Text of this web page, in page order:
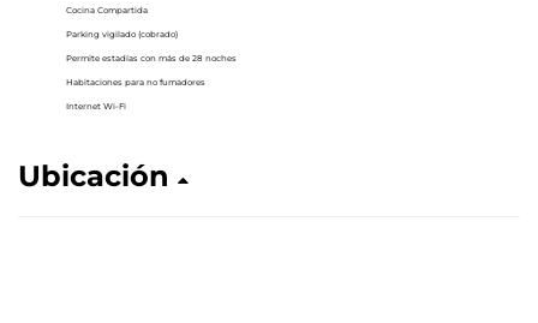
Cocina Compartida
Parking vigilado (cobrado)
Permite estadías con más de 28 noches
Habitaciones para no fumadores
Internet Wi-Fi
Ubicación